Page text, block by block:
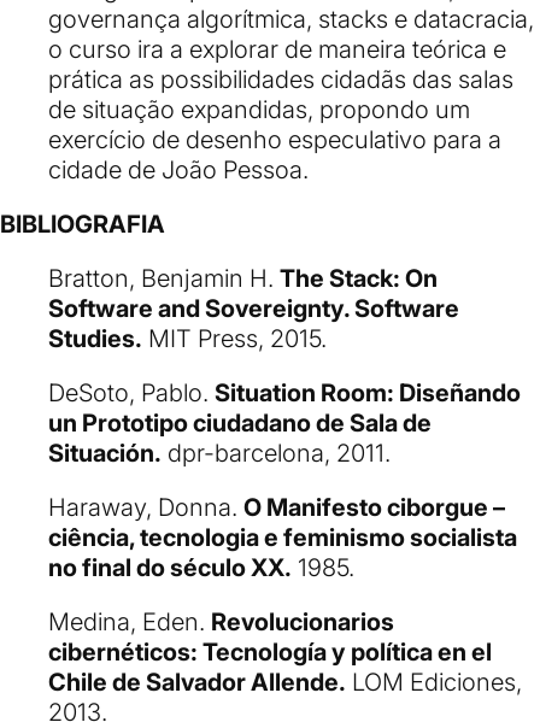
governança algorítmica, stacks e datacracia,
o curso ira a explorar de maneira teórica e
prática as possibilidades cidadãs das salas
de situação expandidas, propondo um
exercício de desenho especulativo para a
cidade de João Pessoa.
BIBLIOGRAFIA
Bratton, Benjamin H. The Stack: On
Software and Sovereignty. Software
Studies. MIT Press, 2015.
DeSoto, Pablo. Situation Room: Diseñando
un Prototipo ciudadano de Sala de
Situación. dpr-barcelona, 2011.
Haraway, Donna. O Manifesto ciborgue –
ciência, tecnologia e feminismo socialista
no final do século XX. 1985.
Medina, Eden. Revolucionarios
cibernéticos: Tecnología y política en el
Chile de Salvador Allende. LOM Ediciones,
2013.